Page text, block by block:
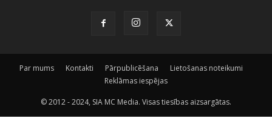
Par mums Kontakti Pārpublicēšana
Lietošanas noteikumi
Reklāmas iespējas
© 2012 - 2024, SIA MC Media. Visas tiesības aizsargātas.